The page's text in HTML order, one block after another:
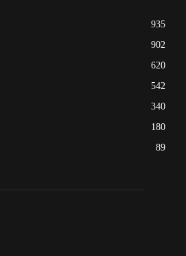
935
902
620
542
340
180
89